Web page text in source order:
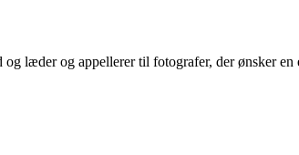
læder og appellerer til fotografer, der ønsker en